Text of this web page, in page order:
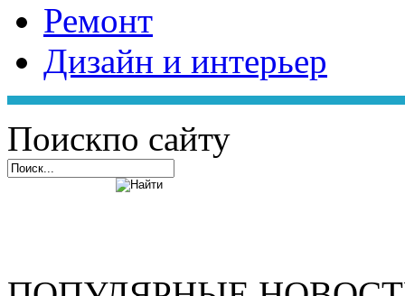
Ремонт
Дизайн и интерьер
Поискпо сайту